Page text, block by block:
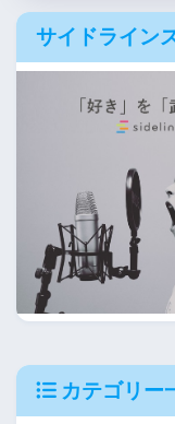
サイドライン
カテゴリー